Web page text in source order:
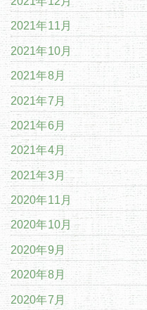
2021年11月
2021年10月
2021年8月
2021年7月
2021年6月
2021年4月
2021年3月
2020年11月
2020年10月
2020年9月
2020年8月
2020年7月